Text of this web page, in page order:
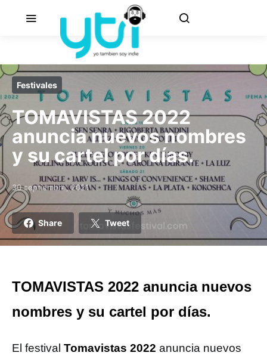
Festivales
TOMAVISTAS 2022
anuncia nuevos nombres
y su cartel por días.
Posted on
30 septiembre, 2021
Share Tweet
TOMAVISTAS 2022 anuncia nuevos
nombres y su cartel por días.
El festival Tomavistas 2022 anuncia nuevos